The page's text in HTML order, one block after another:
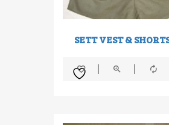
SETT VEST &